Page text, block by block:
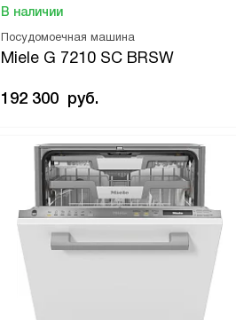
Посудомоечная машина
Miele G 7210 SC BRSW
В наличии
192 300 руб.